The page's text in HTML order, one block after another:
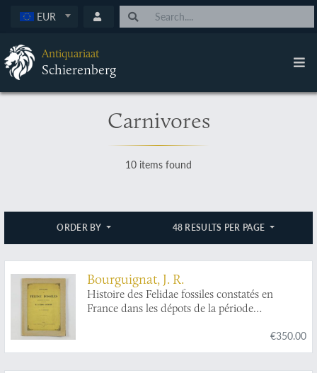
EUR
Antiquariaat
Schierenberg
Carnivores
10 items found
ORDER BY 48 RESULTS PER PAGE
Bourguignat, J. R.
Histoire des Felidae fossiles constatés en
France dans les dépots de la période
€350.00